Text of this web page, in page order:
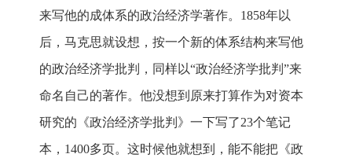
来写他的成体系的政治经济学著作。1858年以
后，马克思就设想，按一个新的体系结构来写他
的政治经济学批判，同样以“政治经济学批判”来
命名自己的著作。他没想到原来打算作为对资本
研究的《政治经济学批判》一下写了23个笔记
本，1400多页。这时候他就想到，能不能把《政